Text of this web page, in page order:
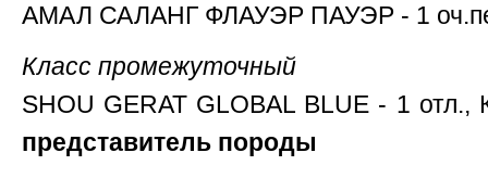
АМАЛ САЛАНГ ФЛАУЭР ПАУЭР - 1
Класс промежуточный
SHOU GERAT GLOBAL BLUE - 1 отл.,
представитель породы